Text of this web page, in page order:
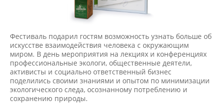
Фестиваль подарил гостям возможность узнать больше об
искусстве взаимодействия человека с окружающим
миром. В день мероприятия на лекциях и конференциях
профессиональные экологи, общественные деятели,
активисты и социально ответственный бизнес
поделились своими знаниями и опытом по минимизации
экологического следа, осознанному потреблению и
сохранению природы.